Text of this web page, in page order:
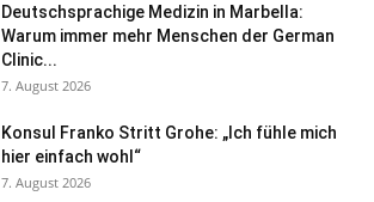
Deutschsprachige Medizin in Marbella:
Warum immer mehr Menschen der German
Clinic...
7. August 2026
Konsul Franko Stritt Grohe: „Ich fühle mich
hier einfach wohl“
7. August 2026